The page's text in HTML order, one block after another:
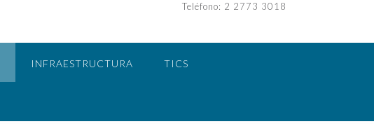
Teléfono: 2 2773 3018
INFRAESTRUCTURA TICS